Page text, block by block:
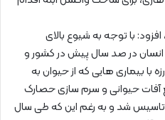
با توجه به شیوع بالای
انسان در صد سال پیش در کشور و
با بیماری هایی که از حیوان به
حیوانی و سرم سازی حصارک
شد و به رغم این که طی سال